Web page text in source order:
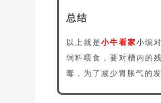
总结
以上就是小牛看家小编
饲料喂食，要对槽内的
毒，为了减少胃胀气的